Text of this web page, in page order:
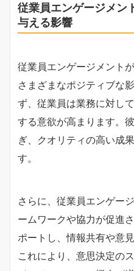
従業員エンゲージメン
与える影響
従業員エンゲージメント
さまざまなポジティブな
ず、従業員は業務に対し
する意欲が高まります。
ぎ、クオリティの高い成
す。
さらに、従業員エンゲー
ームワークや協力が促進
ポートし、情報共有や意
これにより、意思決定の